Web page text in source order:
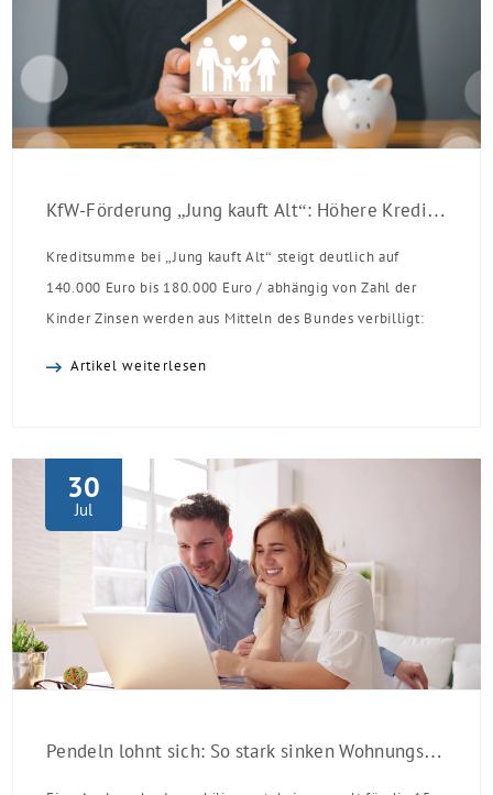
KfW-Förderung „Jung kauft Alt“: Höhere Kredite ab August 2026
Kreditsumme bei „Jung kauft Alt“ steigt deutlich auf
140.000 Euro bis 180.000 Euro / abhängig von Zahl der
Kinder Zinsen werden aus Mitteln des Bundes verbilligt:
Einzelmaßnahmen […]
Artikel weiterlesen
30
Jul
Pendeln lohnt sich: So stark sinken Wohnungspreise im Umland